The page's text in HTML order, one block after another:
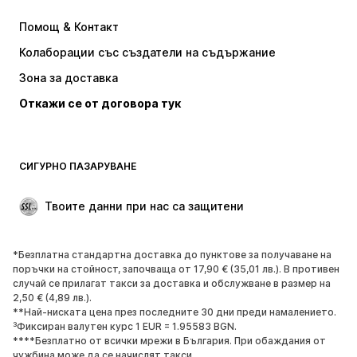
Пуловери и Трикотаж
Бельо
Палта
Поли
Специални Поводи
ОБУВКИ
НОВО
Популярно
Маратонки
Боти
Обувки с висок ток
Ботуши
Помощ & Контакт
Колаборации със създатели на съдържание
Зона за доставка
Откажи се от договора тук
СИГУРНО ПАЗАРУВАНЕ
Твоите данни при нас са защитени
*Безплатна стандартна доставка до пунктове за получаване на
поръчки на стойност, започваща от 17,90 € (35,01 лв.). В противен
случай се прилагат такси за доставка и обслужване в размер на
2,50 € (4,89 лв.).
**Най-ниската цена през последните 30 дни преди намалението.
³Фиксиран валутен курс 1 EUR = 1.95583 BGN.
****Безплатно от всички мрежи в България. При обаждания от